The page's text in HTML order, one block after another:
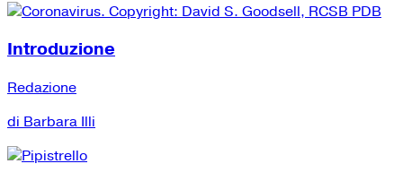
Introduzione
Redazione
di Barbara Illi